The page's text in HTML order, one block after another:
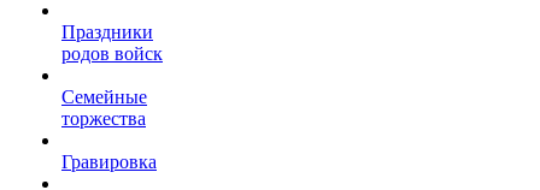
Праздники
родов войск
Семейные
торжества
Гравировка